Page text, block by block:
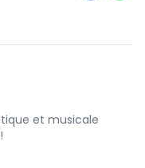
et musicale